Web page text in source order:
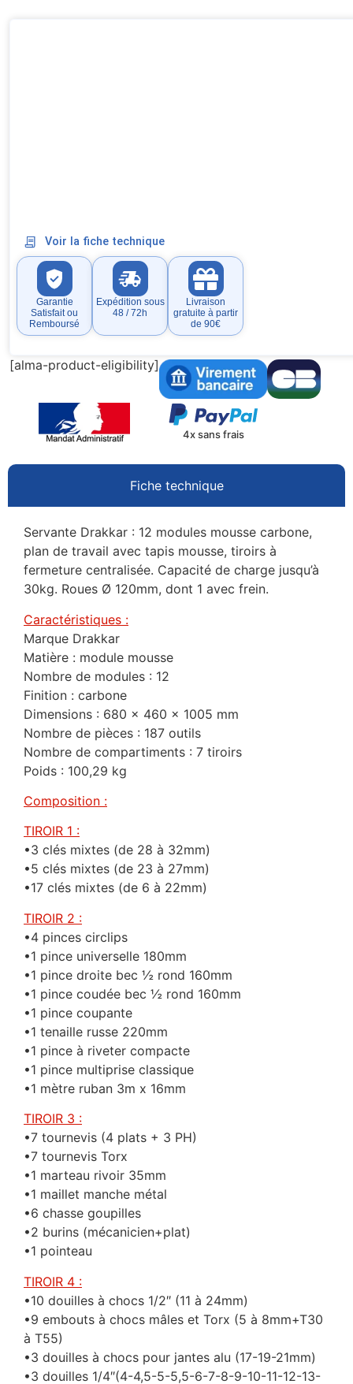
Voir la fiche technique
Garantie
Satisfait ou
Remboursé
Expédition sous
48 / 72h
Livraison
gratuite à partir
de 90€
[alma-product-eligibility]
4x sans frais
Fiche technique
Servante Drakkar : 12 modules mousse carbone,
plan de travail avec tapis mousse, tiroirs à
fermeture centralisée. Capacité de charge jusqu’à
30kg. Roues Ø 120mm, dont 1 avec frein.
Caractéristiques :
Marque Drakkar
Matière : module mousse
Nombre de modules : 12
Finition : carbone
Dimensions : 680 x 460 x 1005 mm
Nombre de pièces : 187 outils
Nombre de compartiments : 7 tiroirs
Poids : 100,29 kg
Composition :
TIROIR 1 :
•3 clés mixtes (de 28 à 32mm)
•5 clés mixtes (de 23 à 27mm)
•17 clés mixtes (de 6 à 22mm)
TIROIR 2 :
•4 pinces circlips
•1 pince universelle 180mm
•1 pince droite bec ½ rond 160mm
•1 pince coudée bec ½ rond 160mm
•1 pince coupante
•1 tenaille russe 220mm
•1 pince à riveter compacte
•1 pince multiprise classique
•1 mètre ruban 3m x 16mm
TIROIR 3 :
•7 tournevis (4 plats + 3 PH)
•7 tournevis Torx
•1 marteau rivoir 35mm
•1 maillet manche métal
•6 chasse goupilles
•2 burins (mécanicien+plat)
•1 pointeau
TIROIR 4 :
•10 douilles à chocs 1/2″ (11 à 24mm)
•9 embouts à chocs mâles et Torx (5 à 8mm+T30
à T55)
•3 douilles à chocs pour jantes alu (17-19-21mm)
•3 douilles 1/4″(4-4,5-5-5,5-6-7-8-9-10-11-12-13-